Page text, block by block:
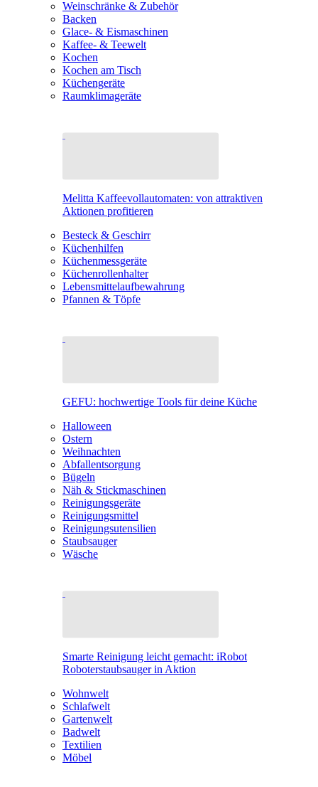
Weinschränke & Zubehör
Backen
Glace- & Eismaschinen
Kaffee- & Teewelt
Kochen
Kochen am Tisch
Küchengeräte
Raumklimageräte
Melitta Kaffeevollautomaten: von attraktiven
Aktionen profitieren
Besteck & Geschirr
Küchenhilfen
Küchenmessgeräte
Küchenrollenhalter
Lebensmittelaufbewahrung
Pfannen & Töpfe
GEFU: hochwertige Tools für deine Küche
Halloween
Ostern
Weihnachten
Abfallentsorgung
Bügeln
Näh & Stickmaschinen
Reinigungsgeräte
Reinigungsmittel
Reinigungsutensilien
Staubsauger
Wäsche
Smarte Reinigung leicht gemacht: iRobot
Roboterstaubsauger in Aktion
Wohnwelt
Schlafwelt
Gartenwelt
Badwelt
Textilien
Möbel